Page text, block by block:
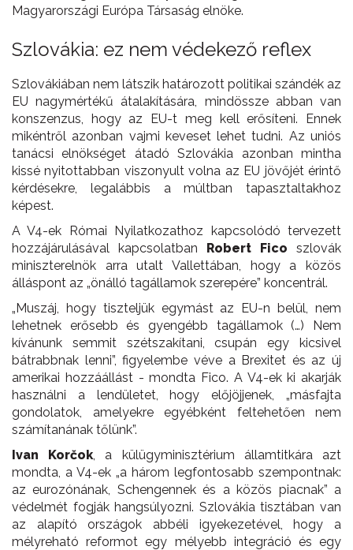
Magyarországi Európa Társaság elnöke.
Szlovákia: ez nem védekező reflex
Szlovákiában nem látszik határozott politikai szándék az
EU nagymértékű átalakítására, mindössze abban van
konszenzus, hogy az EU-t meg kell erősíteni. Ennek
mikéntről azonban vajmi keveset lehet tudni. Az uniós
tanácsi elnökséget átadó Szlovákia azonban mintha
kissé nyitottabban viszonyult volna az EU jövőjét érintő
kérdésekre, legalábbis a múltban tapasztaltakhoz
képest.
A V4-ek Római Nyilatkozathoz kapcsolódó tervezett
hozzájárulásával kapcsolatban Robert Fico szlovák
miniszterelnök arra utalt Vallettában, hogy a közös
álláspont az „önálló tagállamok szerepére” koncentrál.
„Muszáj, hogy tiszteljük egymást az EU-n belül, nem
lehetnek erősebb és gyengébb tagállamok (…) Nem
kívánunk semmit szétszakítani, csupán egy kicsivel
bátrabbnak lenni”, figyelembe véve a Brexitet és az új
amerikai hozzáállást - mondta Fico. A V4-ek ki akarják
használni a lendületet, hogy előjöjjenek, „másfajta
gondolatok, amelyekre egyébként feltehetően nem
számítanának tőlünk”.
Ivan Korčok, a külügyminisztérium államtitkára azt
mondta, a V4-ek „a három legfontosabb szempontnak:
az eurozónának, Schengennek és a közös piacnak” a
védelmét fogják hangsúlyozni. Szlovákia tisztában van
az alapító országok abbéli igyekezetével, hogy a
mélyreható reformot egy mélyebb integráció és egy